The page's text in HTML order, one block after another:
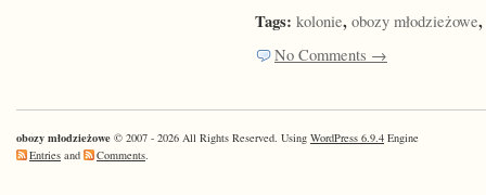
Tags: kolonie, obozy młodzieżowe,
No Comments →
obozy młodzieżowe © 2007 - 2026 All Rights Reserved. Using WordPress 6.9.4 Engine
Entries and Comments.